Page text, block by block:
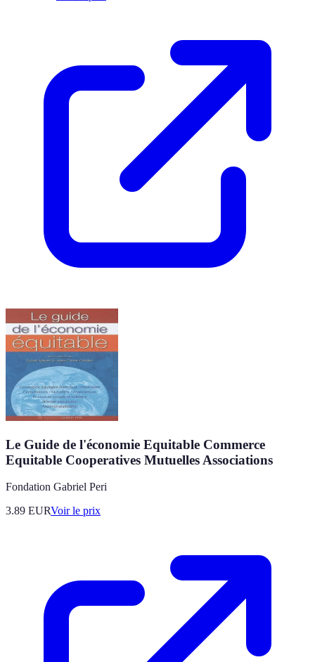
Le Guide de l'économie Equitable Commerce
Equitable Cooperatives Mutuelles Associations
Fondation Gabriel Peri
3.89 EURVoir le prix